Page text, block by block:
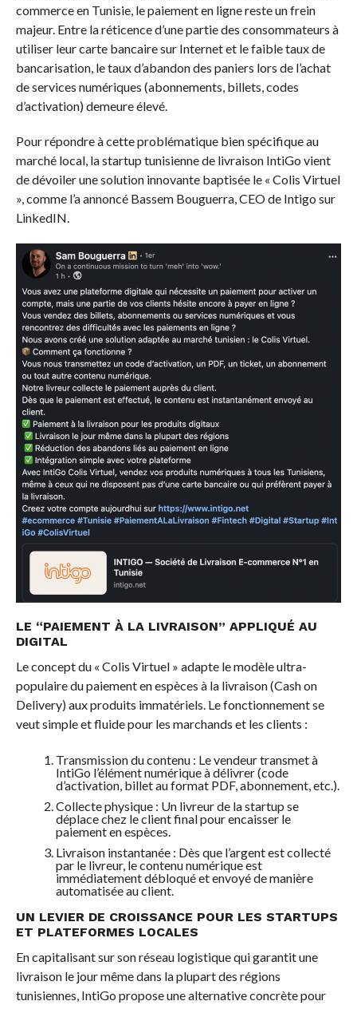
commerce en Tunisie, le paiement en ligne reste un frein
majeur. Entre la réticence d’une partie des consommateurs à
utiliser leur carte bancaire sur Internet et le faible taux de
bancarisation, le taux d’abandon des paniers lors de l’achat
de services numériques (abonnements, billets, codes
d’activation) demeure élevé.
Pour répondre à cette problématique bien spécifique au
marché local, la startup tunisienne de livraison IntiGo vient
de dévoiler une solution innovante baptisée le « Colis Virtuel
», comme l’a annoncé Bassem Bouguerra, CEO de Intigo sur
LinkedIN.
LE “PAIEMENT À LA LIVRAISON” APPLIQUÉ AU
DIGITAL
Le concept du « Colis Virtuel » adapte le modèle ultra-
populaire du paiement en espèces à la livraison (Cash on
Delivery) aux produits immatériels. Le fonctionnement se
veut simple et fluide pour les marchands et les clients :
Transmission du contenu : Le vendeur transmet à
IntiGo l’élément numérique à délivrer (code
d’activation, billet au format PDF, abonnement, etc.).
Collecte physique : Un livreur de la startup se
déplace chez le client final pour encaisser le
paiement en espèces.
Livraison instantanée : Dès que l’argent est collecté
par le livreur, le contenu numérique est
immédiatement débloqué et envoyé de manière
automatisée au client.
UN LEVIER DE CROISSANCE POUR LES STARTUPS
ET PLATEFORMES LOCALES
En capitalisant sur son réseau logistique qui garantit une
livraison le jour même dans la plupart des régions
tunisiennes, IntiGo propose une alternative concrète pour